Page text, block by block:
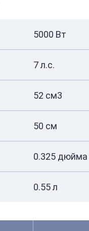
5000 Вт
7 л.с.
52 см3
50 см
0.325 дюйма
0.55 л